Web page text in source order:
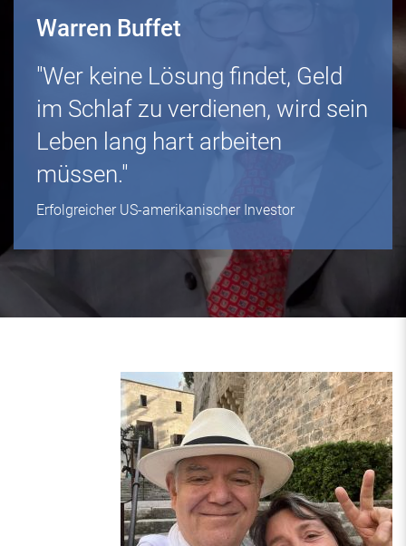
Warren Buffet
"Wer keine Lösung findet, Geld
im Schlaf zu verdienen, wird sein
Leben lang hart arbeiten
müssen."
Erfolgreicher US-amerikanischer Investor